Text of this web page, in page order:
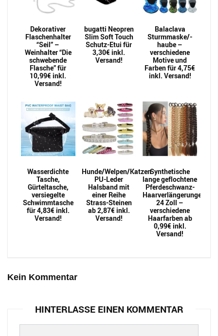
Dekorativer
Flaschenhalter
“Seil” –
Weinhalter “Die
schwebende
Flasche” für
10,99€ inkl.
Versand!
bugatti Neopren
Slim Soft Touch
Schutz-Etui für
3,30€ inkl.
Versand!
Balaclava
Sturmmaske/-
haube –
verschiedene
Motive und
Farben für 4,75€
inkl. Versand!
Wasserdichte
Tasche,
Gürteltasche,
versiegelte
Schwimmtasche
für 4,83€ inkl.
Versand!
Hunde/Welpen/Katzen
PU-Leder
Halsband mit
einer Reihe
Strass-Steinen
ab 2,87€ inkl.
Versand!
Synthetische
lange geflochtene
Pferdeschwanz-
Haarverlängerungen
24 Zoll –
verschiedene
Haarfarben ab
0,99€ inkl.
Versand!
Kein Kommentar
HINTERLASSE EINEN KOMMENTAR